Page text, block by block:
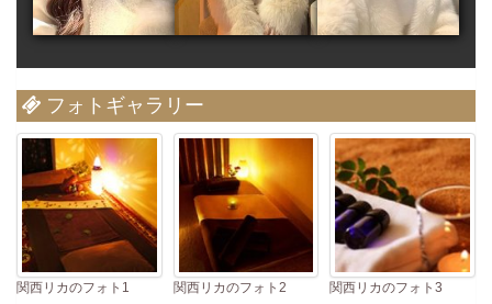
フォトギャラリー
関西リカのフォト1 関西リカのフォト2 関西リカのフォト3